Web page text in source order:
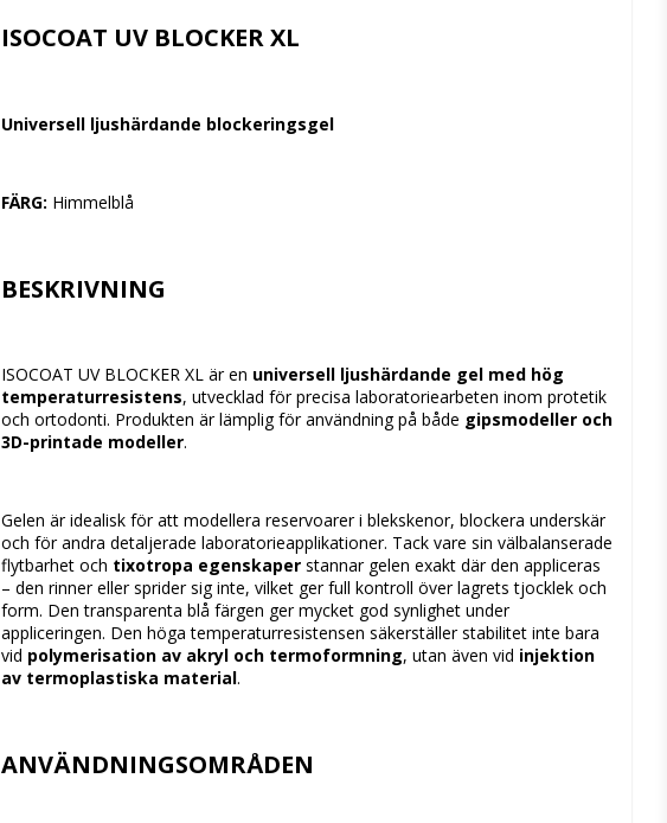
ISOCOAT UV BLOCKERXL
Universell ljushärdande blockeringsgel
FÄRG: Himmelblå
BESKRIVNING
ISOCOATUV BLOCKERXLären universell ljushärdande gel med hög
temperaturresistens,utveckladförprecisalaboratoriearbeteninomprotetik
ochortodonti. Produktenärlämpligföranvändningpåbåde gipsmodeller och
3D-printade modeller.
Gelenäridealiskförattmodellerareservoareriblekskenor,blockeraunderskär
ochförandradetaljeradelaboratorieapplikationer. Tackvaresinvälbalanserade
flytbarhetoch tixotropa egenskaper stannar gelenexaktdärdenappliceras
–denrinnerellerspridersiginte,vilket gerfullkontrollöverlagretstjocklekoch
form. Dentransparentablåfärgen germycket godsynlighetunder
appliceringen. Denhögatemperaturresistensensäkerställerstabilitetintebara
vid polymerisation av akryl och termoformning,utanävenvid injektion
av termoplastiska material.
ANVÄNDNINGSOMRÅDEN